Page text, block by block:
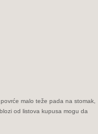
grudi,
malo teže pada na stomak,
od listova kupusa mogu da